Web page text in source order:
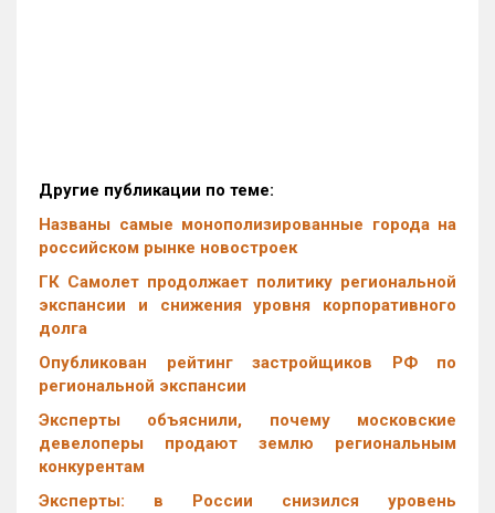
Другие публикации по теме:
Названы самые монополизированные города на
российском рынке новостроек
ГК Самолет продолжает политику региональной
экспансии и снижения уровня корпоративного
долга
Опубликован рейтинг застройщиков РФ по
региональной экспансии
Эксперты объяснили, почему московские
девелоперы продают землю региональным
конкурентам
Эксперты: в России снизился уровень